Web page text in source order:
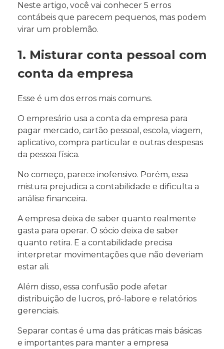
Neste artigo, você vai conhecer 5 erros
contábeis que parecem pequenos, mas podem
virar um problemão.
1. Misturar conta pessoal com
conta da empresa
Esse é um dos erros mais comuns.
O empresário usa a conta da empresa para
pagar mercado, cartão pessoal, escola, viagem,
aplicativo, compra particular e outras despesas
da pessoa física.
No começo, parece inofensivo. Porém, essa
mistura prejudica a contabilidade e dificulta a
análise financeira.
A empresa deixa de saber quanto realmente
gasta para operar. O sócio deixa de saber
quanto retira. E a contabilidade precisa
interpretar movimentações que não deveriam
estar ali.
Além disso, essa confusão pode afetar
distribuição de lucros, pró-labore e relatórios
gerenciais.
Separar contas é uma das práticas mais básicas
e importantes para manter a empresa